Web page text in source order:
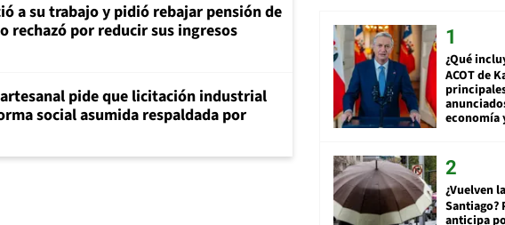
a su trabajo y pidió rebajar pensión de
rechazó por reducir sus ingresos
artesanal pide que licitación industrial
social asumida respaldada por
¿Qué
ACOT de
economía
¿Vuelven
Santiago?
anticipa